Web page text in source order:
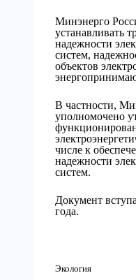
Минэнерго
устанавливать
надежности
систем,
объектов
В частности,
уполномочено
числе к
надежности
систем.
Документ
года.
Экология